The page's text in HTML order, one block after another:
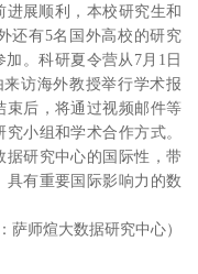
展顺利，本校研究生和
还有5名国外高校的研究
加。科研夏令营从7月 1 日
访海外教授举行学术报
束后，将通过视频邮件等
小组和学术合作方式。
据研究中心的国际性，带
有重要国际影响力的数
萨师煊大数据研究中心）